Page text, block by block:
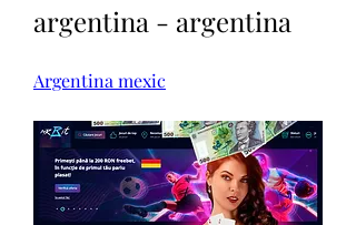
argentina - argentina
Argentina mexic